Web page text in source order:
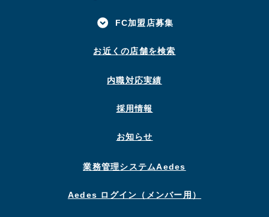
FC加盟店募集
お近くの店舗を検索
内職対応実績
採用情報
お知らせ
業務管理システムAedes
Aedes ログイン（メンバー用）